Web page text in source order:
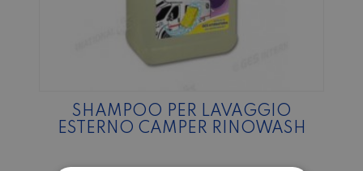
SHAMPOO PER LAVAGGIO
ESTERNO CAMPER RINOWASH